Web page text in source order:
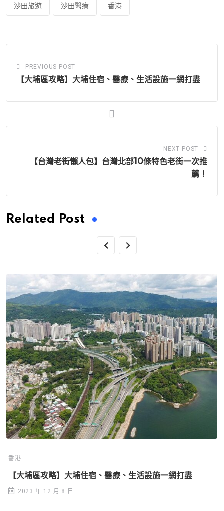
沙田旅遊 沙田醫療 香港
PREVIOUS POST
【大埔區攻略】大埔住宿、醫療、生活設施一網打盡
NEXT POST
【台灣老街懶人包】台灣北部10條特色老街一次推
薦！
Related Post
香港
【大埔區攻略】大埔住宿、醫療、生活設施一網打盡
2023 年 12 月 8 日